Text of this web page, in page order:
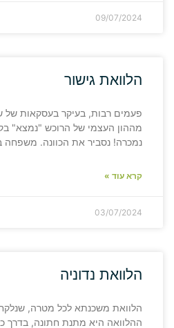
09/07/2024
הלוואת גישור
פעמים רבות, בעיקר בעסקאות של
מההון העצמי של הרוכש "נמצא"
נמכרה! נסביר את הכוונה. משפחה
קרא עוד »
03/07/2024
הלוואת נדוניה
הלוואת משכנתא לכל מטרה,
ההלוואה היא מתנת חתונה, בדרך